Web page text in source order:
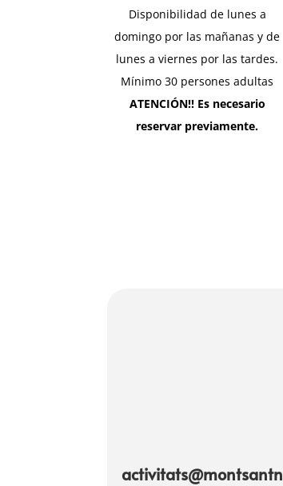
Disponibilidad de lunes a
domingo por las mañanas y de
lunes a viernes por las tardes.
Mínimo 30 persones adultas
ATENCIÓN!! Es necesario
reservar previamente.